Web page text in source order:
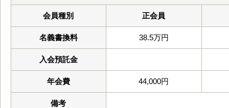
会員種別 正会員
名義書換料 38.5万円
入会預託金
年会費 44,000円
備考